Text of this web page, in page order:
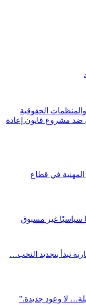
والمنظمات الحقوقية
ضد مشروع قانون إعادة
المهنية في قطاع
سياسيًا غير مسبوق
تبدأ بتجديد النخب…
لا وعود جديدة.”